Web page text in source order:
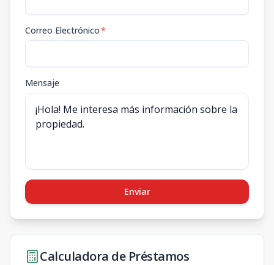
Correo Electrónico*
Mensaje
Enviar
Calculadora de Préstamos